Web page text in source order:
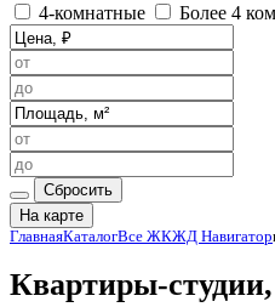
4-комнатные
Более 4
Сбросить
На карте